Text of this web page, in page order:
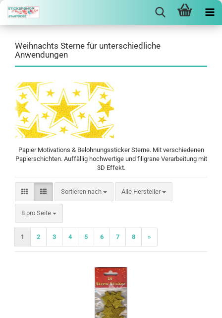
Weihnachts Sterne für unterschiedliche
Anwendungen
Papier Motivations & Belohnungssticker Sterne. Mit verschiedenen
Papierschichten. Auffällig hochwertige und filigrane Verarbeitung mit
3D Effekt.
Sortieren nach
Sortieren nach Alle Hersteller
8 pro Seite
pro Seite
1 2 3 4 5 6 7 8 »